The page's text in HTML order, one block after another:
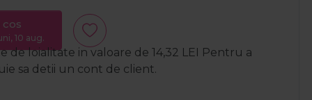
cos
10 aug.
de loialitate in valoare de 14,32 LEI Pentru a
sa detii un cont de client.